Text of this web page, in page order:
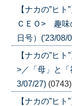
【ナカの”ヒ
ＣＥＯ> 趣味
日号）('23/08/
【ナカの”ヒ
>／「母」と
3/07/27) (0743)
【ナカの”ヒ